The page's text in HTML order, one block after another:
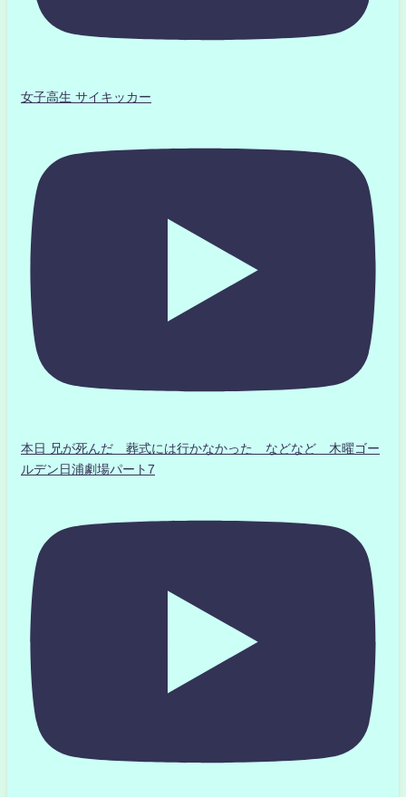
女子高生 サイキッカー
本日 兄が死んだ 葬式には行かなかった などなど 木曜ゴー
ルデン日浦劇場パート7